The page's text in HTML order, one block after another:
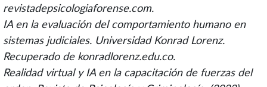
revistadepsicologiaforense.com.
IA en la evaluación del comportamiento humano en
sistemas judiciales. Universidad Konrad Lorenz.
Recuperado de konradlorenz.edu.co.
Realidad virtual y IA en la capacitación de fuerzas del